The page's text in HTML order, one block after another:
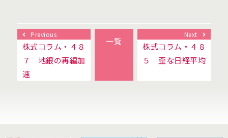
Previous
株式コラム・４８
７ 地銀の再編加
速
一覧
Next
株式コラム・４８
５ 歪な日経平均